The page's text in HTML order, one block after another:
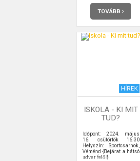
TOVÁBB
HÍREK
ISKOLA - KI MIT
TUD?
Időpont: 2024. május
16. csütörtök 16.30
Helyszín: Sportcsarnok,
Véménd {Bejárat a hátsó
udvar felől}